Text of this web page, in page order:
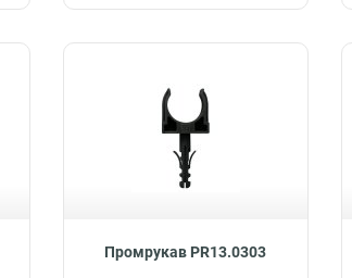
Промрукав PR13.0303